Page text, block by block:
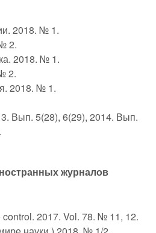
2018. № 1.
2.
2018. № 1.
2.
2018. № 1.
Вып. 5(28), 6(29), 2014. Вып.
журналов
2017. Vol. 78. № 11, 12.